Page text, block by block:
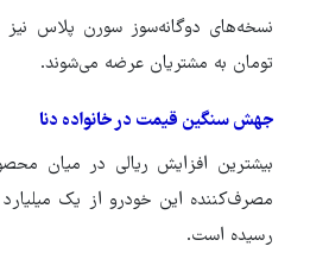
تومان به مشتریان عرضه می‌شوند.
جهش سنگین قیمت در خانواده دنا
بیشترین افزایش ریالی در میان
مصرف‌کننده این خودرو از یک میلیارد و ۸۱۵ میلیون تومان در
رسیده است.